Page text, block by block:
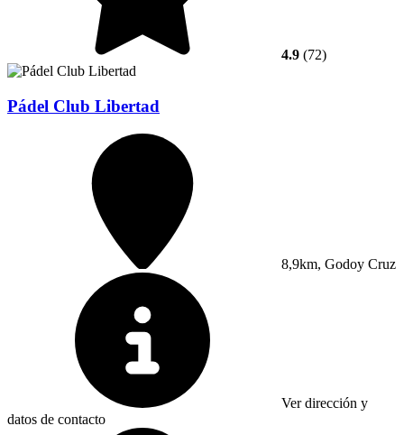
4.9 (72)
Pádel Club Libertad
8,9km, Godoy Cruz
Ver dirección y
datos de contacto